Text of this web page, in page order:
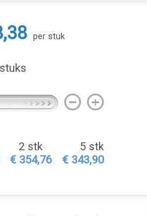
per stuk
stuks
2 stk
€ 354,76
5 stk
€ 343,90